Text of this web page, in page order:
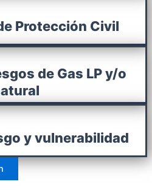
Protección Civil
de Gas LP y/o
y vulnerabilidad